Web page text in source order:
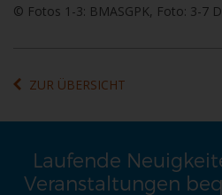
© Fotos 1-3: BMASGPK, Foto: 3-7
ZUR ÜBERSICHT
Laufende
Veranstaltungen